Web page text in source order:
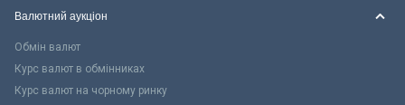
Валютний аукціон
Обмін валют
Курс валют в обмінниках
Курс валют на чорному ринку